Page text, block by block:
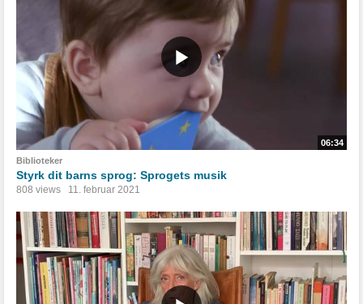
06:34
Biblioteker
Styrk dit barns sprog: Sprogets musik
808 views 11. februar 2021